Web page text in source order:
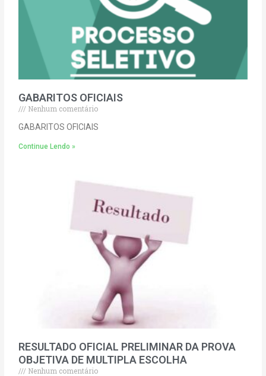
GABARITOS OFICIAIS
Nenhum comentário
GABARITOS OFICIAIS
Continue Lendo »
RESULTADO OFICIAL PRELIMINAR DA PROVA
OBJETIVA DE MULTIPLA ESCOLHA
Nenhum comentário